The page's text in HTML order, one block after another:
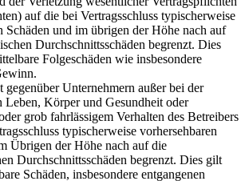
auf die bei Vertragsschluss typischerweise
Schäden und im übrigen der Höhe nach auf
Durchschnittsschäden begrenzt. Dies
Folgeschäden wie insbesondere
Unternehmern außer bei der
Leben, Körper und Gesundheit oder
grob fahrlässigem Verhalten des Betreibers
typischerweise vorhersehbaren
Übrigen der Höhe nach auf die
Durchschnittsschäden begrenzt. Dies gilt
Schäden, insbesondere entgangenen